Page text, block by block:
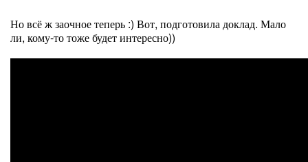
Но всё ж заочное теперь :) Вот, подготовила доклад. Мало
ли, кому-то тоже будет интересно))